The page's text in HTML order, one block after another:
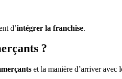
d’intégrer la franchise.
?
et la manière d’arriver avec